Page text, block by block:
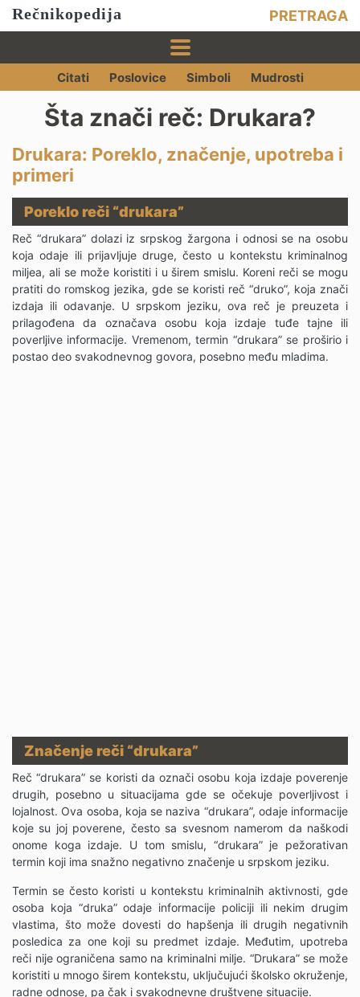
Rečnikopedija PRETRAGA
Citati Poslovice Simboli Mudrosti
Šta znači reč: Drukara?
Drukara: Poreklo, značenje, upotreba i
primeri
Poreklo reči “drukara”
Reč “drukara” dolazi iz srpskog žargona i odnosi se na osobu
koja odaje ili prijavljuje druge, često u kontekstu kriminalnog
miljea, ali se može koristiti i u širem smislu. Koreni reči se mogu
pratiti do romskog jezika, gde se koristi reč “druko”, koja znači
izdaja ili odavanje. U srpskom jeziku, ova reč je preuzeta i
prilagođena da označava osobu koja izdaje tuđe tajne ili
poverljive informacije. Vremenom, termin “drukara” se proširio i
postao deo svakodnevnog govora, posebno među mladima.
Značenje reči “drukara”
Reč “drukara” se koristi da označi osobu koja izdaje poverenje
drugih, posebno u situacijama gde se očekuje poverljivost i
lojalnost. Ova osoba, koja se naziva “drukara”, odaje informacije
koje su joj poverene, često sa svesnom namerom da naškodi
onome koga izdaje. U tom smislu, “drukara” je pežorativan
termin koji ima snažno negativno značenje u srpskom jeziku.
Termin se često koristi u kontekstu kriminalnih aktivnosti, gde
osoba koja “druka” odaje informacije policiji ili nekim drugim
vlastima, što može dovesti do hapšenja ili drugih negativnih
posledica za one koji su predmet izdaje. Međutim, upotreba
reči nije ograničena samo na kriminalni milje. “Drukara” se može
koristiti u mnogo širem kontekstu, uključujući školsko okruženje,
radne odnose, pa čak i svakodnevne društvene situacije.